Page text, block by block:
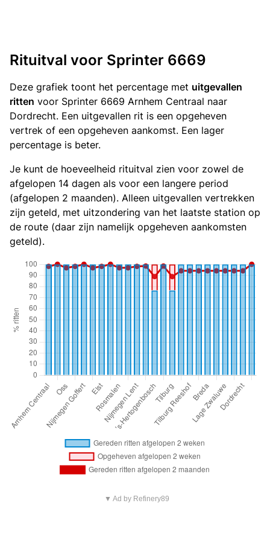
Rituitval voor Sprinter 6669
Deze grafiek toont het percentage met uitgevallen
ritten voor Sprinter 6669 Arnhem Centraal naar
Dordrecht. Een uitgevallen rit is een opgeheven
vertrek of een opgeheven aankomst. Een lager
percentage is beter.
Je kunt de hoeveelheid rituitval zien voor zowel de
afgelopen 14 dagen als voor een langere period
(afgelopen 2 maanden). Alleen uitgevallen vertrekken
zijn geteld, met uitzondering van het laatste station op
de route (daar zijn namelijk opgeheven aankomsten
geteld).
▼ Ad by Refinery89